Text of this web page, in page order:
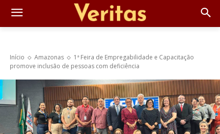
Início Amazonas
1ª Feira de Empregabilidade e Capacitação
promove inclusão de pessoas com deficiência